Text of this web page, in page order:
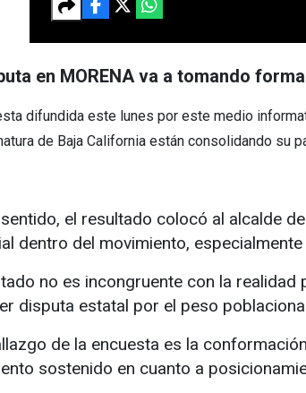
en MORENA va a tomando forma
difundida este lunes por este medio
de Baja California están consolidando su
sentido, el resultado colocó al alcalde
dentro del movimiento,
no es incongruente con la
disputa estatal por el peso
de la encuesta es la
sostenido en cuanto a